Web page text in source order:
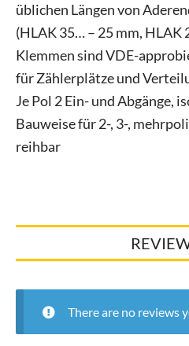
üblichen Längen von
(HLAK 35… – 25 mm, HLAK
Klemmen sind VDE-
für Zählerplätze und
Je Pol 2 Ein- und Abgänge,
Bauweise für 2-, 3-,
reihbar
There are no reviews